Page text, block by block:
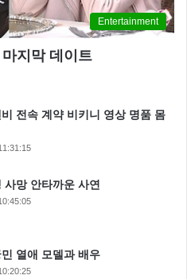
Entertainment
지막 데이트
전속 계약 비키니 영상 명품 몸
사망 안타까운 사연
열애 모델과 배우